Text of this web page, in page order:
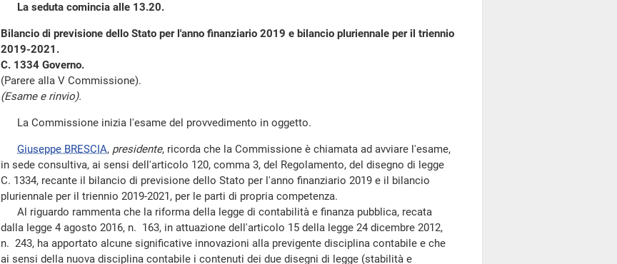
La seduta comincia alle 13.20.
Bilancio di previsione dello Stato per l'anno finanziario 2019 e bilancio pluriennale per il triennio
2019-2021.
C. 1334 Governo.
(Parere alla V Commissione).
(Esame e rinvio).
La Commissione inizia l'esame del provvedimento in oggetto.
Giuseppe BRESCIA, presidente, ricorda che la Commissione è chiamata ad avviare l'esame,
in sede consultiva, ai sensi dell'articolo 120, comma 3, del Regolamento, del disegno di legge
C. 1334, recante il bilancio di previsione dello Stato per l'anno finanziario 2019 e il bilancio
pluriennale per il triennio 2019-2021, per le parti di propria competenza.
Al riguardo rammenta che la riforma della legge di contabilità e finanza pubblica, recata
dalla legge 4 agosto 2016, n. 163, in attuazione dell'articolo 15 della legge 24 dicembre 2012,
n. 243, ha apportato alcune significative innovazioni alla previgente disciplina contabile e che
ai sensi della nuova disciplina contabile i contenuti dei due disegni di legge (stabilità e